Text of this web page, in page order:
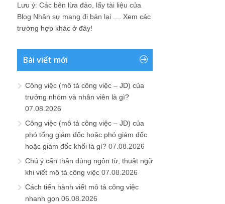
Lưu ý: Các bên lừa đảo, lấy tài liệu của
Blog Nhân sự mang đi bán lại .... Xem các
trường hợp khác ở đây!
Bài viết mới
Công việc (mô tả công việc – JD) của
trưởng nhóm và nhân viên là gì?
07.08.2026
Công việc (mô tả công việc – JD) của
phó tổng giám đốc hoặc phó giám đốc
hoặc giám đốc khối là gì? 07.08.2026
Chú ý cẩn thận dùng ngôn từ, thuật ngữ
khi viết mô tả công việc 07.08.2026
Cách tiến hành viết mô tả công việc
nhanh gọn 06.08.2026